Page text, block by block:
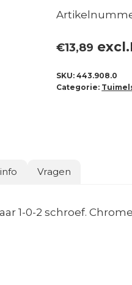
€13,89
SKU:443.908.0
Categorie:
Vragen
1-0-2 schroef. Chrome